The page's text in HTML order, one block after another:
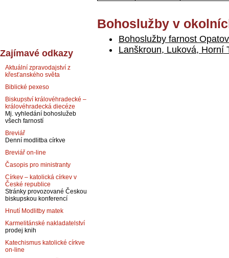
Bohoslužby v
Bohoslužby farnost Opatov
Lanškroun, Luková, Horní
Zajímavé odkazy
Aktuální zpravodajství z
křesťanského světa
Biblické pexeso
Biskupství královéhradecké –
královéhradecká diecéze
Mj. vyhledání bohoslužeb
všech farností
Breviář
Denní modlitba církve
Breviář on-line
Časopis pro ministranty
Církev – katolická církev v
České republice
Stránky provozované Českou
biskupskou konferencí
Hnutí Modlitby matek
Karmelitánské nakladatelství
prodej knih
Katechismus katolické církve
on-line